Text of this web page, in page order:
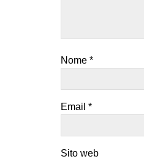
Nome *
Email *
Sito web